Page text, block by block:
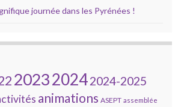
journée dans les Pyrénées !
202320242024-2025
animations ASEPT assemblée